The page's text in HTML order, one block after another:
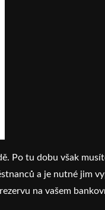
Po tu dobu však
a je nutné jim
na vašem